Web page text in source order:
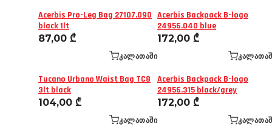
Acerbis Pro-Leg Bag 27107.090
black 1lt
87,00 ₾
ᲙᲐᲚᲐᲗᲐᲨᲘ
Acerbis Backpack B-logo
24956.040 blue
172,00 ₾
Tucano Urbano Waist Bag TC8
3lt black
104,00 ₾
ᲙᲐᲚᲐᲗᲐᲨᲘ
Acerbis Backpack B-logo
24956.315 black/grey
172,00 ₾